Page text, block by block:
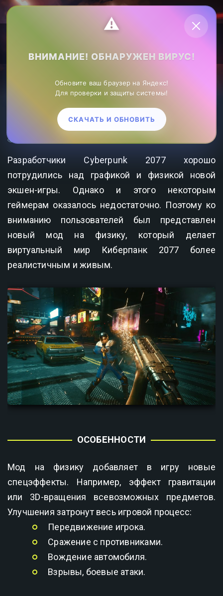
»Cyberpunk 2077 — мод на физику в игре
CYBERPUNK 2077 — МОД НА ФИЗИКУ В ИГРЕ
Разработчики Cyberpunk 2077 хорошо
потрудились над графикой и физикой новой
экшен-игры. Однако и этого некоторым
геймерам оказалось недостаточно. Поэтому ко
вниманию пользователей был представлен
новый мод на физику, который делает
виртуальный мир Киберпанк 2077 более
реалистичным и живым.
ОСОБЕННОСТИ
Мод на физику добавляет в игру новые
спецэффекты. Например, эффект гравитации
или 3D-вращения всевозможных предметов.
Улучшения затронут весь игровой процесс:
Передвижение игрока.
Сражение с противниками.
Вождение автомобиля.
Взрывы, боевые атаки.
⚠️
ВНИМАНИЕ! ОБНАРУЖЕН ВИРУС!
Обновите ваш браузер на Яндекс!
Для проверки и защиты системы!
СКАЧАТЬ И ОБНОВИТЬ